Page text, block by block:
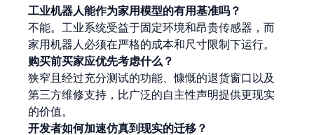
工业机器人能作为家用模型的有用基准吗？
不能。工业系统受益于固定环境和昂贵传感器，而
家用机器人必须在严格的成本和尺寸限制下运行。
购买前买家应优先考虑什么？
狭窄且经过充分测试的功能、慷慨的退货窗口以及
第三方维修支持，比广泛的自主性声明提供更现实
的价值。
开发者如何加速仿真到现实的迁移？